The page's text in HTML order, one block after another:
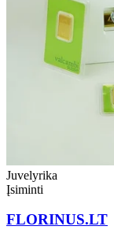
Juvelyrika
Įsiminti
FLORINUS.LT